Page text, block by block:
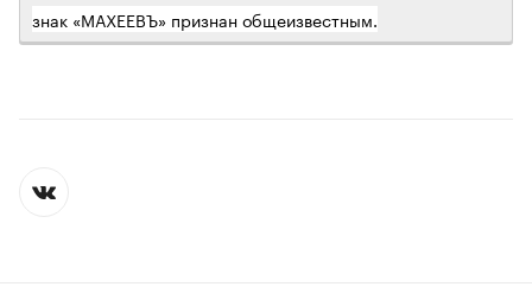
знак «МАХЕЕВЪ» признан общеизвестным.